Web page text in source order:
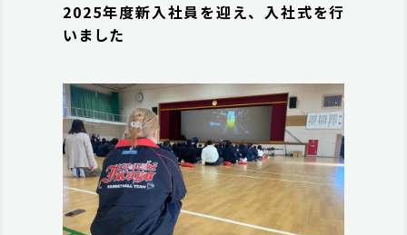
2025年度新入社員を迎え、入社式を行
いました